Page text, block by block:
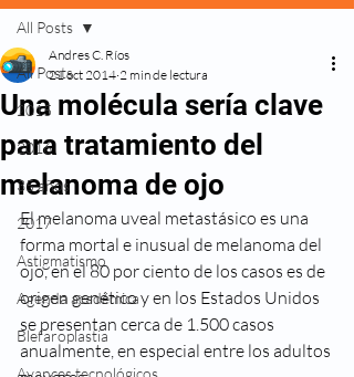
All Posts
2015
2016
35 años
2017
Astigmatismo
Agenda académica
Blefaroplastia
Avances tecnológicos
All Posts
Una molécula sería clave
para tratamiento del
melanoma de ojo
Andres C. Ríos
21 oct 2014 2 min de lectura
El melanoma uveal metastásico es una
forma mortal e inusual de melanoma del
ojo, en el 80 por ciento de los casos es de
origen genético y en los Estados Unidos
se presentan cerca de 1.500 casos
anualmente, en especial entre los adultos